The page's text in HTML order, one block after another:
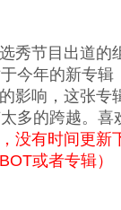
秀节目出道的
今年的新专辑
影响，这张专
多的跨越。喜
没有时间更
或者专辑）